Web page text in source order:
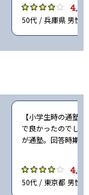
4.0
50代 / 兵庫県 男性
【小学生時の通塾
で良かったのでし
が通塾。回答時期
4.0
50代 / 東京都 男性